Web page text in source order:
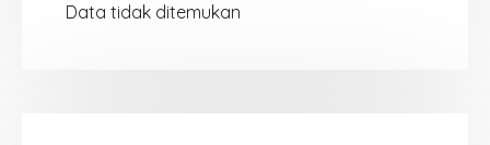
Data tidak ditemukan